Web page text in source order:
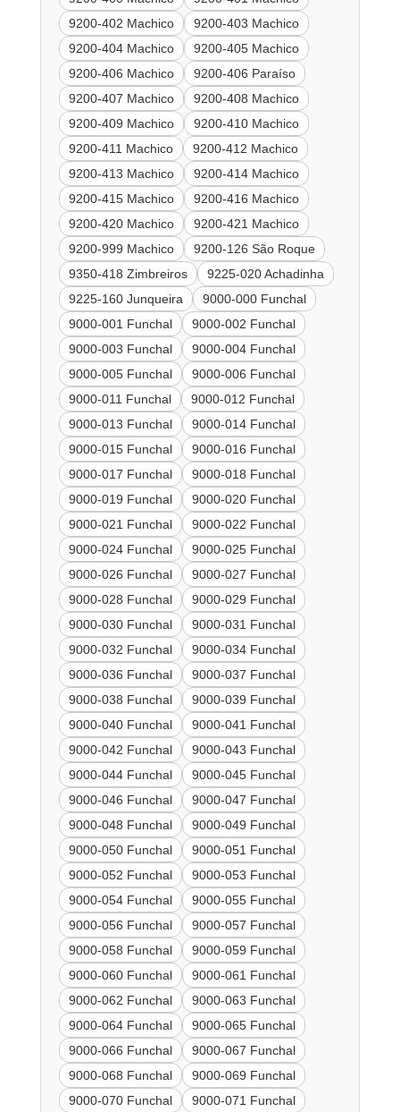
9200-402 Machico
9200-403 Machico
9200-404 Machico
9200-405 Machico
9200-406 Machico
9200-406 Paraíso
9200-407 Machico
9200-408 Machico
9200-409 Machico
9200-410 Machico
9200-411 Machico
9200-412 Machico
9200-413 Machico
9200-414 Machico
9200-415 Machico
9200-416 Machico
9200-420 Machico
9200-421 Machico
9200-999 Machico
9200-126 São Roque
9350-418 Zimbreiros
9225-020 Achadinha
9225-160 Junqueira
9000-000 Funchal
9000-001 Funchal
9000-002 Funchal
9000-003 Funchal
9000-004 Funchal
9000-005 Funchal
9000-006 Funchal
9000-011 Funchal
9000-012 Funchal
9000-013 Funchal
9000-014 Funchal
9000-015 Funchal
9000-016 Funchal
9000-017 Funchal
9000-018 Funchal
9000-019 Funchal
9000-020 Funchal
9000-021 Funchal
9000-022 Funchal
9000-024 Funchal
9000-025 Funchal
9000-026 Funchal
9000-027 Funchal
9000-028 Funchal
9000-029 Funchal
9000-030 Funchal
9000-031 Funchal
9000-032 Funchal
9000-034 Funchal
9000-036 Funchal
9000-037 Funchal
9000-038 Funchal
9000-039 Funchal
9000-040 Funchal
9000-041 Funchal
9000-042 Funchal
9000-043 Funchal
9000-044 Funchal
9000-045 Funchal
9000-046 Funchal
9000-047 Funchal
9000-048 Funchal
9000-049 Funchal
9000-050 Funchal
9000-051 Funchal
9000-052 Funchal
9000-053 Funchal
9000-054 Funchal
9000-055 Funchal
9000-056 Funchal
9000-057 Funchal
9000-058 Funchal
9000-059 Funchal
9000-060 Funchal
9000-061 Funchal
9000-062 Funchal
9000-063 Funchal
9000-064 Funchal
9000-065 Funchal
9000-066 Funchal
9000-067 Funchal
9000-068 Funchal
9000-069 Funchal
9000-070 Funchal
9000-071 Funchal